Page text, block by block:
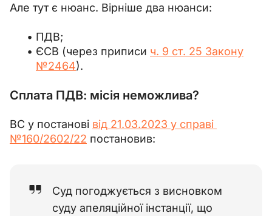
Але тут є нюанс. Вірніше два нюанси:
ПДВ;
ЄСВ (через приписи ч. 9 ст. 25 Закону
№2464).
Сплата ПДВ: місія неможлива?
ВС у постанові від 21.03.2023 у справі
№160/2602/22 постановив:
Суд погоджується з висновком
суду апеляційної інстанції, що